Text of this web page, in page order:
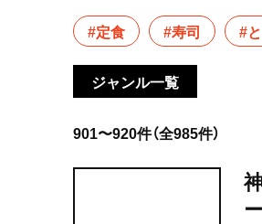
#定食 #寿司 #
ジャンル一覧
901〜920件（全985件）